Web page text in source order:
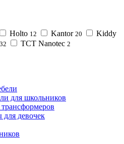
Holto 12 Kantor 20 Kiddy
32 TCT Nanotec 2
для школьников
девочек